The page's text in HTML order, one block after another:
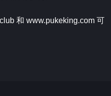
和 www.pukeking.com 可